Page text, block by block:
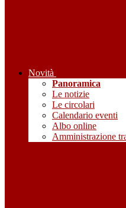
Novità
Panoramica
Le notizie
Le circolari
Calendario eventi
Albo online
Amministrazione